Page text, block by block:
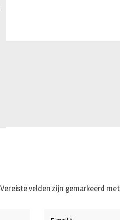
Vereiste velden zijn gemarkeerd met